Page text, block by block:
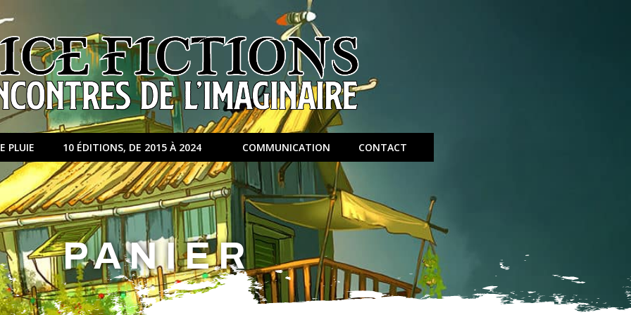
PLUIE 10 ÉDITIONS, DE 2015 À 2024 COMMUNICATION CONTACT
PANIER